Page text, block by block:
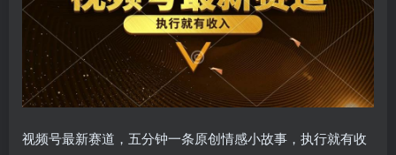
视频号最新赛道，五分钟一条原创情感小故事，执行就有收